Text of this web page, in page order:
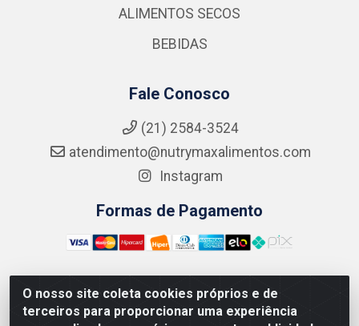
O nosso site coleta cookies próprios e de
terceiros para proporcionar uma experiência
ALIMENTOS SECOS
BEBIDAS
Fale Conosco
(21) 2584-3524
atendimento@nutrymaxalimentos.com
Instagram
Formas de Pagamento
NUTRY MAX COMÉRCIO DE PRODUTOS ALIMENTICIOS
LTDA - RUA DO FEIJÃO, 721 PENHA CIRCULAR/RJ -